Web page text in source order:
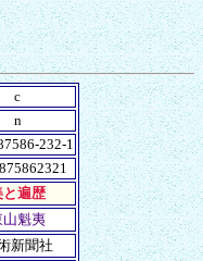
c
n
232-1
と遍歴
山魁夷
新聞社